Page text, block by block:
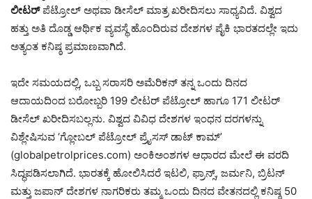
ಲೀಟರ್ಪೆಟ್ರೋಲ್ ಅಥವಾ ಡೀಸೆಲ್ ಮಾತ್ರ ಖರೀದಿಸಲು ಸಾಧ್ಯವಿದೆ. ವಿಶ್ವದ
ಹತ್ತು ಅತಿ ದೊಡ್ಡ ಆರ್ಥಿಕ ವ್ಯವಸ್ಥೆ ಹೊಂದಿರುವ ದೇಶಗಳ ಪೈಕಿ ಭಾರತದಲ್ಲೇ ಇದು
ಅತ್ಯಂತ ಕನಿಷ್ಠ ಪ್ರಮಾಣವಾಗಿದೆ.
ಇದೇ ಸಮಯದಲ್ಲಿ, ಒಬ್ಬ ಸರಾಸರಿ ಅಮೆರಿಕನ್ ತನ್ನ ಒಂದು ದಿನದ
ಆದಾಯದಿಂದ ಬರೋಬ್ಬರಿ 199 ಲೀಟರ್ ಪೆಟ್ರೋಲ್ ಹಾಗೂ 171 ಲೀಟರ್
ಡೀಸೆಲ್ ಖರೀದಿಸಬಲ್ಲನು. ವಿಶ್ವದ ವಿವಿಧ ದೇಶಗಳ ಇಂಧನ ದರಗಳನ್ನು
ವಿಶ್ಲೇಷಿಸುವ ‘ಗ್ಲೋಬಲ್ ಪೆಟ್ರೋಲ್ ಪ್ರೈಸಸ್ ಡಾಟ್ ಕಾಮ್’
(globalpetrolprices.com) ಅಂಕಿಅಂಶಗಳ ಆಧಾರದ ಮೇಲೆ ಈ ವರದಿ
ಸಿದ್ಧಪಡಿಸಲಾಗಿದೆ. ಭಾರತಕ್ಕೆ ಹೋಲಿಸಿದರೆ ಇಟಲಿ, ಫ್ರಾನ್ಸ್, ಜರ್ಮನಿ, ಬ್ರಿಟನ್
ಮತ್ತು ಜಪಾನ್ ದೇಶಗಳ ನಾಗರಿಕರು ತಮ್ಮ ಒಂದು ದಿನದ ವೇತನದಲ್ಲಿ ಕನಿಷ್ಠ 50